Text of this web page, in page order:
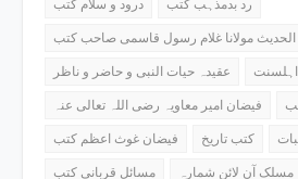
مولانا غلام رسول قاسمی صاحب کتب
عقیدہ حیات النبی و حاضر و ناظر
فیضان امیر معاویہ رضی اللہ تعالی عنہ
فیضان غوث اعظم کتب
کتب تاریخ
مسائل قربانی کتب
مسلک آن لائن شمارہ